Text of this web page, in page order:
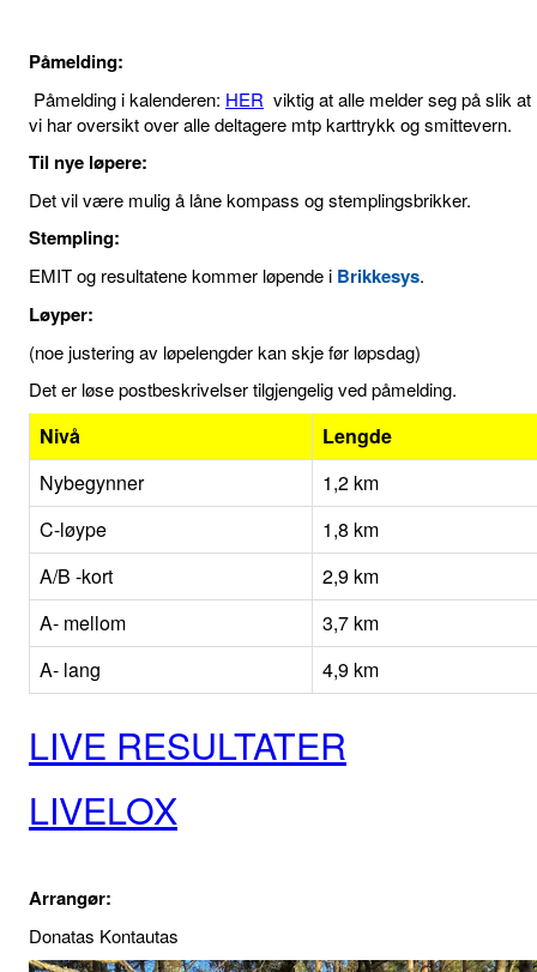
Påmelding:
Påmelding i kalenderen: HER viktig at alle melder seg på slik at
vi har oversikt over alle deltagere mtp karttrykk og smittevern.
Til nye løpere:
Det vil være mulig å låne kompass og stemplingsbrikker.
Stempling:
EMIT og resultatene kommer løpende i Brikkesys.
Løyper:
(noe justering av løpelengder kan skje før løpsdag)
Det er løse postbeskrivelser tilgjengelig ved påmelding.
Nivå
Lengde
Nybegynner
1,2 km
C-løype
1,8 km
A/B -kort
2,9 km
A- mellom
3,7 km
A- lang
4,9 km
LIVE RESULTATER
LIVELOX
Arrangør:
Donatas Kontautas